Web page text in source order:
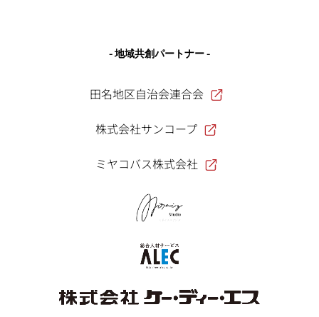
- 地域共創パートナー -
田名地区自治会連合会
株式会社サンコープ
ミヤコバス株式会社